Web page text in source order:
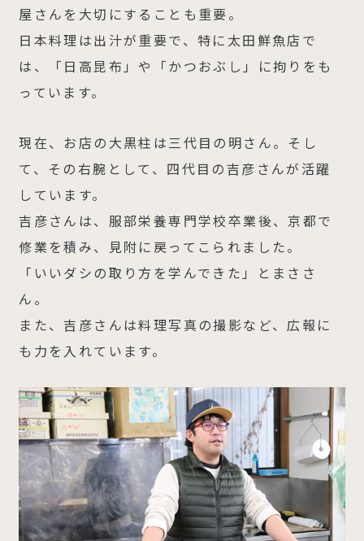
屋さんを大切にすることも重要。
日本料理は出汁が重要で、特に太田鮮魚店で
は、「日高昆布」や「かつおぶし」に拘りをも
っています。
現在、お店の大黒柱は三代目の明さん。そし
て、その右腕として、四代目の吉彦さんが活躍
しています。
吉彦さんは、服部栄養専門学校卒業後、京都で
修業を積み、見附に戻ってこられました。
「いいダシの取り方を学んできた」とまささ
ん。
また、吉彦さんは料理写真の撮影など、広報に
も力を入れています。